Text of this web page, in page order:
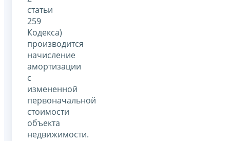
статьи
259
Кодекса)
производится
начисление
амортизации
с
измененной
первоначальной
стоимости
объекта
недвижимости.